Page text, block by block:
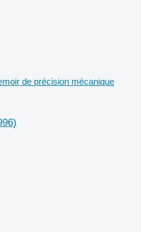
de précision mécanique